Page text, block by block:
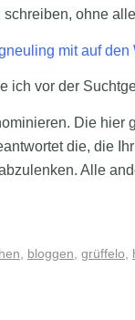
ohne
mit auf den
ich vor der
Die
die, die
Alle
, bloggen, grüffelo,